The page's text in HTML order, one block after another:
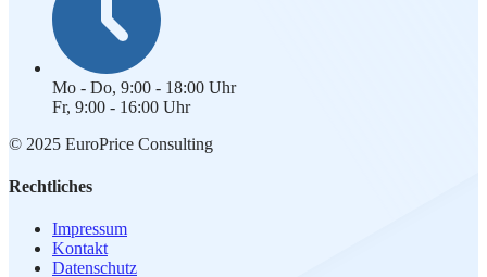
Mo - Do, 9:00 - 18:00 Uhr
Fr, 9:00 - 16:00 Uhr
© 2025 EuroPrice Consulting
Rechtliches
Impressum
Kontakt
Datenschutz